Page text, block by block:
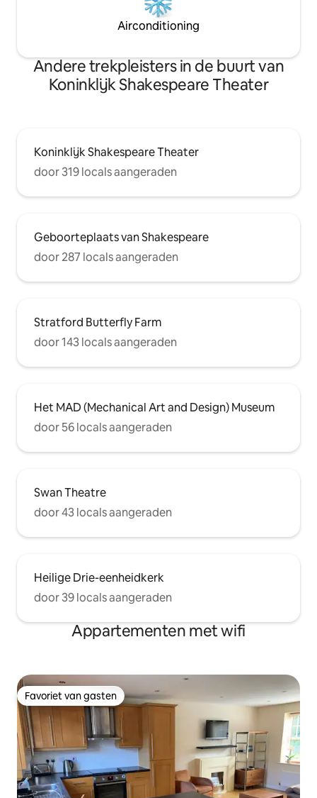
Airconditioning
Andere trekpleisters in de buurt van
Koninklijk Shakespeare Theater
Koninklijk Shakespeare Theater
door 319 locals aangeraden
Geboorteplaats van Shakespeare
door 287 locals aangeraden
Stratford Butterfly Farm
door 143 locals aangeraden
Het MAD (Mechanical Art and Design) Museum
door 56 locals aangeraden
Swan Theatre
door 43 locals aangeraden
Heilige Drie-eenheidkerk
door 39 locals aangeraden
Appartementen met wifi
Favoriet van gasten
Favoriet van gasten